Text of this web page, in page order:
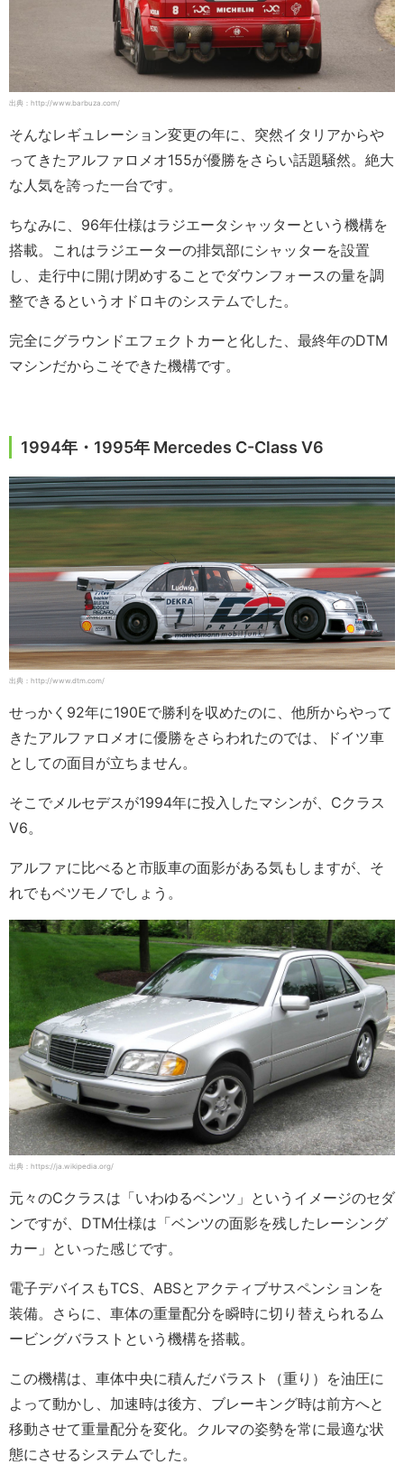
出典：http://www.barbuza.com/
そんなレギュレーション変更の年に、突然イタリアからや
ってきたアルファロメオ155が優勝をさらい話題騒然。絶大
な人気を誇った一台です。
ちなみに、96年仕様はラジエータシャッターという機構を
搭載。これはラジエーターの排気部にシャッターを設置
し、走行中に開け閉めすることでダウンフォースの量を調
整できるというオドロキのシステムでした。
完全にグラウンドエフェクトカーと化した、最終年のDTM
マシンだからこそできた機構です。
1994年・1995年 Mercedes C-Class V6
出典：http://www.dtm.com/
せっかく92年に190Eで勝利を収めたのに、他所からやって
きたアルファロメオに優勝をさらわれたのでは、ドイツ車
としての面目が立ちません。
そこでメルセデスが1994年に投入したマシンが、Cクラス
V6。
アルファに比べると市販車の面影がある気もしますが、そ
れでもベツモノでしょう。
出典：https://ja.wikipedia.org/
元々のCクラスは「いわゆるベンツ」というイメージのセダ
ンですが、DTM仕様は「ベンツの面影を残したレーシング
カー」といった感じです。
電子デバイスもTCS、ABSとアクティブサスペンションを
装備。さらに、車体の重量配分を瞬時に切り替えられるム
ービングバラストという機構を搭載。
この機構は、車体中央に積んだバラスト（重り）を油圧に
よって動かし、加速時は後方、ブレーキング時は前方へと
移動させて重量配分を変化。クルマの姿勢を常に最適な状
態にさせるシステムでした。